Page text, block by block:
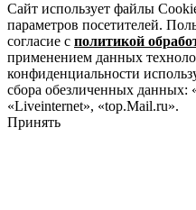
Сайт использует файлы
параметров посетителей.
согласие с политикой
применением данных
конфиденциальности
сбора обезличенных данных:
«Liveinternet», «top.Mail.ru».
Принять